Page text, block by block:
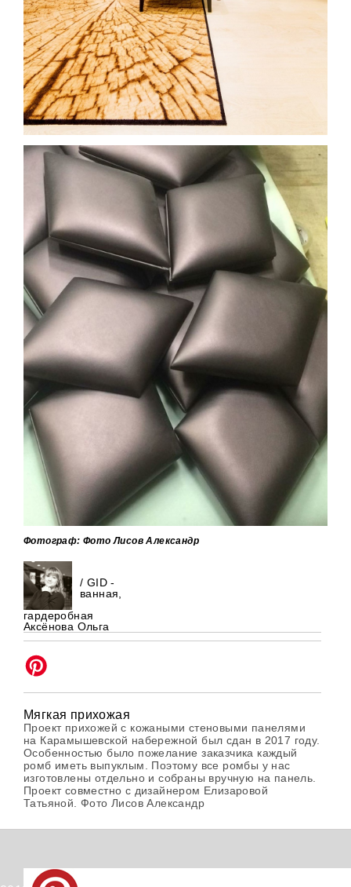
Фотограф: Фото Лисов Александр
/ GID -
ванная,
гардеробная
Аксёнова Ольга
Мягкая прихожая
Проект прихожей с кожаными стеновыми панелями
на Карамышевской набережной был сдан в 2017 году.
Особенностью было пожелание заказчика каждый
ромб иметь выпуклым. Поэтому все ромбы у нас
изготовлены отдельно и собраны вручную на панель.
Проект совместно с дизайнером Елизаровой
Татьяной. Фото Лисов Александр